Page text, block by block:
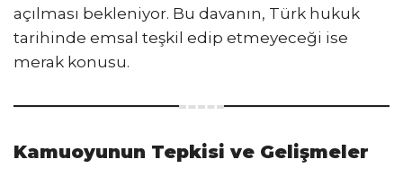
açılması bekleniyor. Bu davanın, Türk hukuk
tarihinde emsal teşkil edip etmeyeceği ise
merak konusu.
Kamuoyunun Tepkisi ve Gelişmeler